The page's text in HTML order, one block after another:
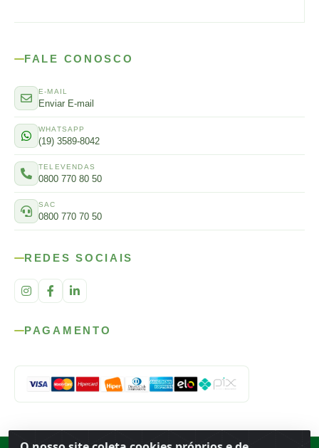
FALE CONOSCO
E-MAIL
Enviar E-mail
WHATSAPP
(19) 3589-8042
TELEVENDAS
0800 770 80 50
SAC
0800 770 70 50
REDES SOCIAIS
PAGAMENTO